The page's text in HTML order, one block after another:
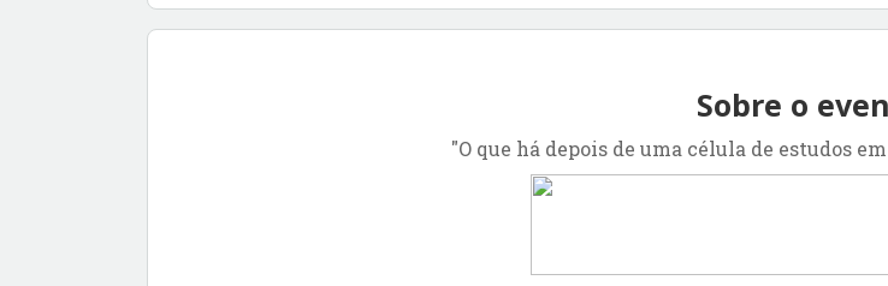
Sobre o
"O que há depois de uma célula de estudos